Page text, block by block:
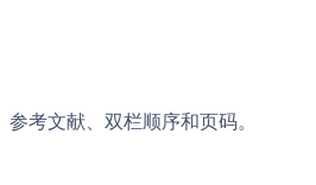
考文献、双栏顺序和页码。